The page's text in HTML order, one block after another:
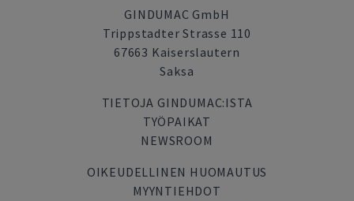
GINDUMAC GmbH
Trippstadter Strasse 110
67663 Kaiserslautern
Saksa
TIETOJA GINDUMAC:ISTA
TYÖPAIKAT
NEWSROOM
OIKEUDELLINEN HUOMAUTUS
MYYNTIEHDOT